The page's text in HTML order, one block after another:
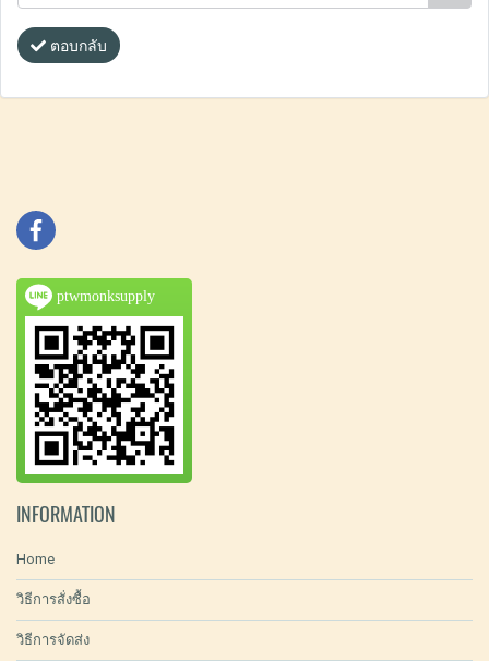
ตอบกลับ
ptwmonksupply
INFORMATION
Home
วิธีการสั่งซื้อ
วิธีการจัดส่ง